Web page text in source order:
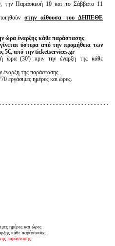
την Παρασκευή 10 και το Σάββατο 11
στην αίθουσα του ΔΗΠΕΘΕ
ώρα έναρξης κάθε παράστασης
ύστερα από την προμήθεια των
5€, από τηνticketservices.gr
ώρα (30') πριν την έναρξη της κάθε
έναρξη της παράστασης
εργάσιμες ημέρες και ώρες.
ημέρες και ώρες
κάθε παράστασης
παράστασης